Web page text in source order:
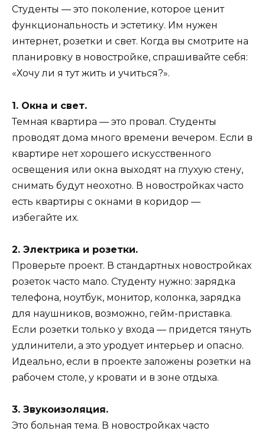
Студенты — это поколение, которое ценит
функциональность и эстетику. Им нужен
интернет, розетки и свет. Когда вы смотрите на
планировку в новостройке, спрашивайте себя:
«Хочу ли я тут жить и учиться?».
1. Окна и свет.
Темная квартира — это провал. Студенты
проводят дома много времени вечером. Если в
квартире нет хорошего искусственного
освещения или окна выходят на глухую стену,
снимать будут неохотно. В новостройках часто
есть квартиры с окнами в коридор —
избегайте их.
2. Электрика и розетки.
Проверьте проект. В стандартных новостройках
розеток часто мало. Студенту нужно: зарядка
телефона, ноутбук, монитор, колонка, зарядка
для наушников, возможно, гейм-приставка.
Если розетки только у входа — придется тянуть
удлинители, а это уродует интерьер и опасно.
Идеально, если в проекте заложены розетки на
рабочем столе, у кровати и в зоне отдыха.
3. Звукоизоляция.
Это больная тема. В новостройках часто